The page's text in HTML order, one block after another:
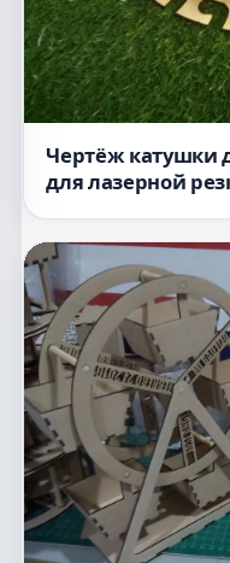
Чертёж катушки
для лазерной